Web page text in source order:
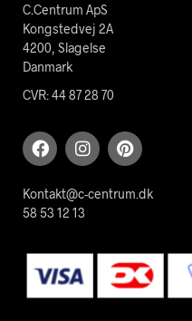
C.Centrum ApS
Kongstedvej 2A
4200, Slagelse
Danmark
CVR: 44 87 28 70
Kontakt@c-centrum.dk
58 53 12 13